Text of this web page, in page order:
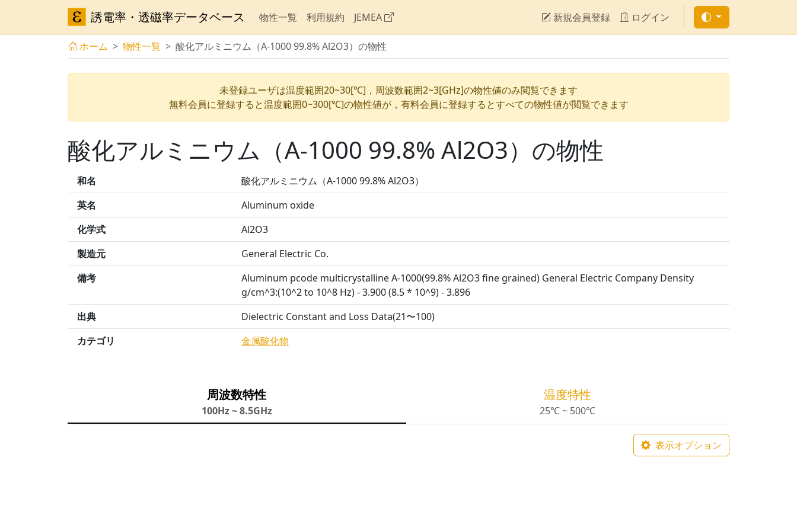
誘電率・透磁率データベース 物性一覧 利用規約 JEMEA 新規会員登録 ログイン
ホーム 物性一覧 酸化アルミニウム（A-1000 99.8% Al2O3）の物性
未登録ユーザは温度範囲20~30[℃]，周波数範囲2~3[GHz]の物性値のみ閲覧できます
無料会員に登録すると温度範囲0~300[℃]の物性値が，有料会員に登録するとすべての物性値が閲覧できます
酸化アルミニウム（A-1000 99.8% Al2O3）の物性
和名
酸化アルミニウム（A-1000 99.8% Al2O3）
英名
Aluminum oxide
化学式
Al2O3
製造元
General Electric Co.
備考
Aluminum pcode multicrystalline A-1000(99.8% Al2O3 fine grained) General Electric Company Density
g/cm^3:(10^2 to 10^8 Hz) - 3.900 (8.5 * 10^9) - 3.896
出典
Dielectric Constant and Loss Data(21〜100)
カテゴリ
金属酸化物
周波数特性
100Hz ~ 8.5GHz
温度特性
25℃ ~ 500℃
表示オプション